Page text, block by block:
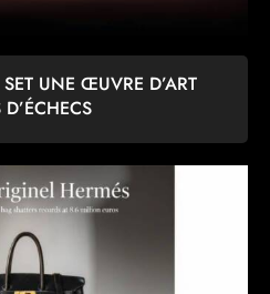
UNE ŒUVRE D’ART